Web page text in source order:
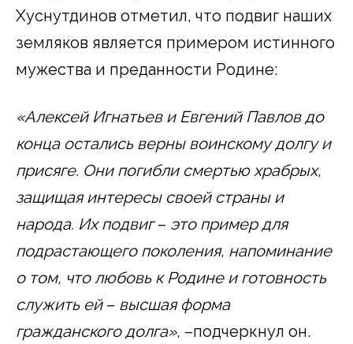
Хуснутдинов отметил, что подвиг наших
земляков является примером истинного
мужества и преданности Родине:
«Алексей Игнатьев и Евгений Павлов до
конца остались верны воинскому долгу и
присяге. Они погибли смертью храбрых,
защищая интересы своей страны и
народа. Их подвиг– это пример для
подрастающего поколения, напоминание
о том, что любовь к Родине и готовность
служить ей – высшая форма
гражданского долга», –подчеркнул он.